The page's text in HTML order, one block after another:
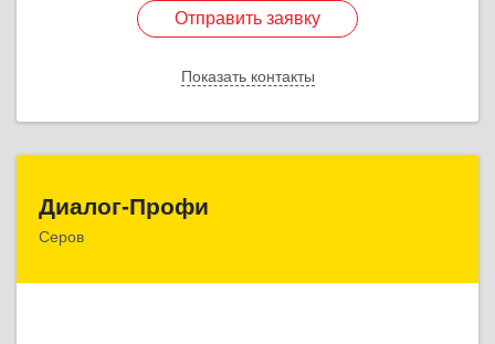
Отправить заявку
Показать контакты
Отправить заявку
Назад
Диалог-Профи
Серов
624980, Свердловская обл, Серов г, Короленко ул,